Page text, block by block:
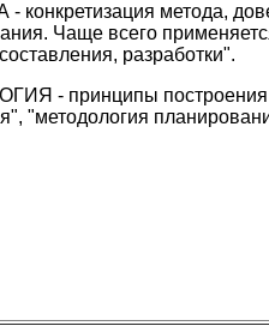
конкретизация метода,
Чаще всего
разработки".
- принципы построения
"методология